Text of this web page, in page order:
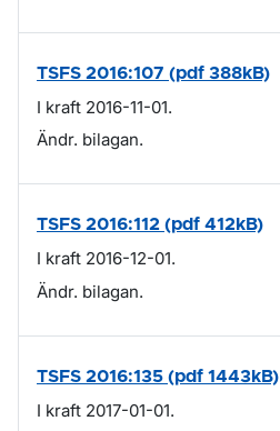
TSFS 2016:107 (pdf 388kB)
I kraft 2016-11-01.
Ändr. bilagan.
TSFS 2016:112 (pdf 412kB)
I kraft 2016-12-01.
Ändr. bilagan.
TSFS 2016:135 (pdf 1443kB)
I kraft 2017-01-01.